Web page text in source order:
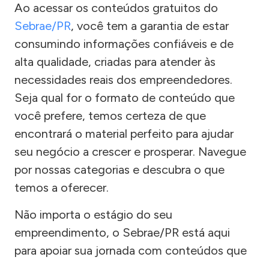
Ao acessar os conteúdos gratuitos do
Sebrae/PR, você tem a garantia de estar
consumindo informações confiáveis e de
alta qualidade, criadas para atender às
necessidades reais dos empreendedores.
Seja qual for o formato de conteúdo que
você prefere, temos certeza de que
encontrará o material perfeito para ajudar
seu negócio a crescer e prosperar. Navegue
por nossas categorias e descubra o que
temos a oferecer.
Não importa o estágio do seu
empreendimento, o Sebrae/PR está aqui
para apoiar sua jornada com conteúdos que